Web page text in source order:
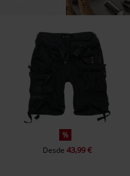
%
Desde 43,99 €